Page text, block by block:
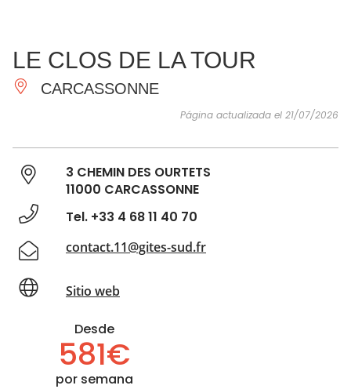
IMPRESCINDIBLES
HACER
INSPIRACIONES
LE CLOS DE LA TOUR
CARCASSONNE
Página actualizada el 21/07/2026
3 CHEMIN DES OURTETS
11000 CARCASSONNE
Tel. +33 4 68 11 40 70
contact.11@gites-sud.fr
Sitio web
Desde
581€
por semana